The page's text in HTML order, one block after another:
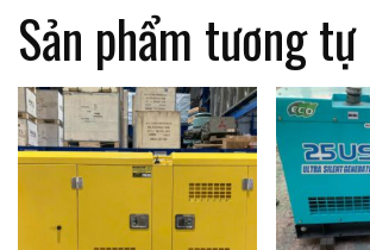
Sản phẩm tương tự